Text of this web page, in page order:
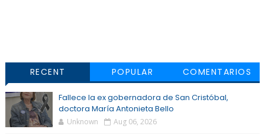
RECENT POPULAR COMENTARIOS
Fallece la ex gobernadora de San Cristóbal,
doctora María Antonieta Bello
Unknown Aug 06, 2026